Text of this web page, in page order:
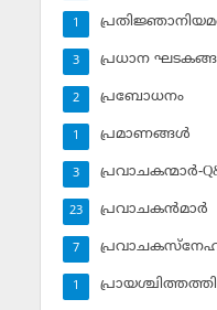
1
പ്രധാന
3
പ്രബോധനം
2
പ്രമാണങ്ങള്‍
1
പ്രവാചകന്മാര്‍-
3
പ്രവാചകന്‍മാര്‍
23
7
1